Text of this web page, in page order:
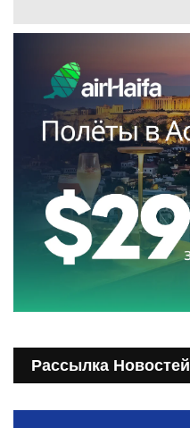
Рассылка Новостей